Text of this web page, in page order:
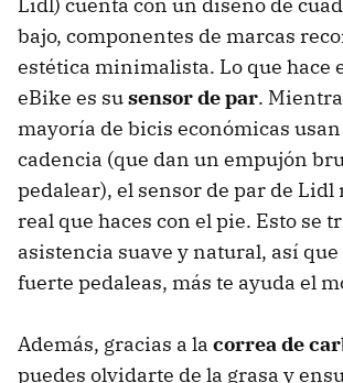
Lidl) cuenta con un diseño de
bajo, componentes de marcas
estética minimalista. Lo que hace
eBike es susensor de par.
mayoría de bicis económicas
cadencia (que dan un empujón
pedalear), el sensor de par de Lidl
real que haces con el pie. Esto se
asistencia suave y natural, así
fuerte pedaleas, más te ayuda el
Además, gracias a la correa de
puedes olvidarte de la grasa y